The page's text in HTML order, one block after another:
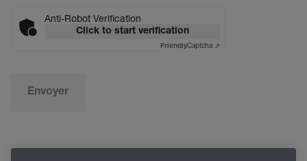
Anti-Robot Verification
Click to start verification
FriendlyCaptcha ⇗
Envoyer